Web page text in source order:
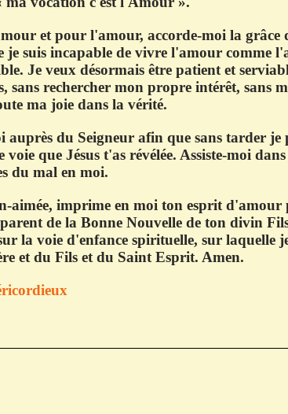
et pour l'amour, accorde-moi la grâce
je suis incapable de vivre l'amour comme
Je veux désormais être patient et
sans rechercher mon propre intérêt, sans
ma joie dans la vérité.
auprès du Seigneur afin que sans tarder je
que Jésus t'as révélée. Assiste-moi dans
du mal en moi.
aimée, imprime en moi ton esprit d'amour
de la Bonne Nouvelle de ton divin
la voie d'enfance spirituelle, sur laquelle
et du Fils et du Saint Esprit. Amen.